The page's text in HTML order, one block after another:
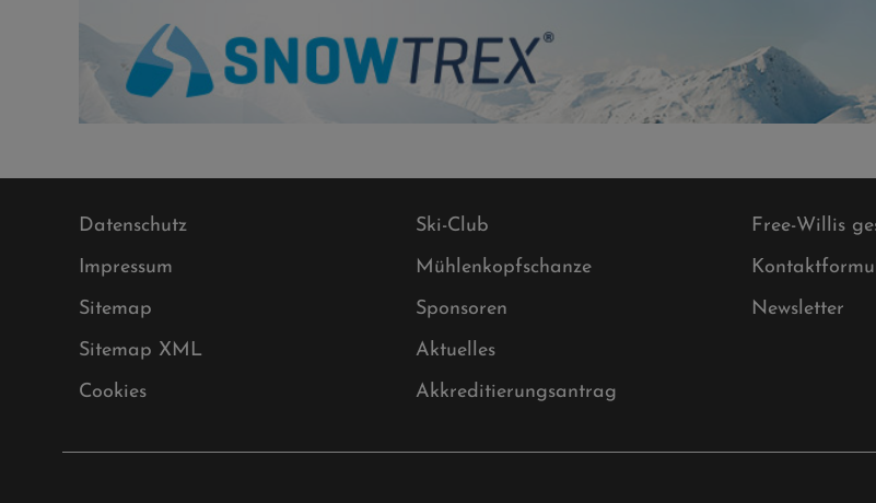
Datenschutz
Impressum
Sitemap
Sitemap XML
Cookies
Ski-Club
Mühlenkopfschanze
Sponsoren
Aktuelles
Akkreditierungsantrag
Free-Willis
Newsletter